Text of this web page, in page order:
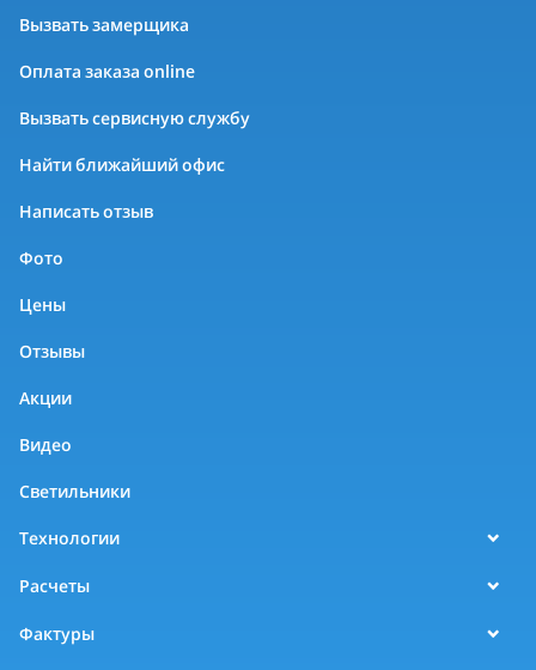
Вызвать замерщика
Оплата заказа online
Вызвать сервисную службу
Найти ближайший офис
Написать отзыв
Фото
Цены
Отзывы
Акции
Видео
Светильники
Технологии
Расчеты
Фактуры